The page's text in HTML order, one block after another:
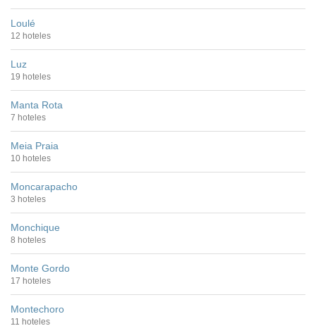
Loulé
12 hoteles
Luz
19 hoteles
Manta Rota
7 hoteles
Meia Praia
10 hoteles
Moncarapacho
3 hoteles
Monchique
8 hoteles
Monte Gordo
17 hoteles
Montechoro
11 hoteles